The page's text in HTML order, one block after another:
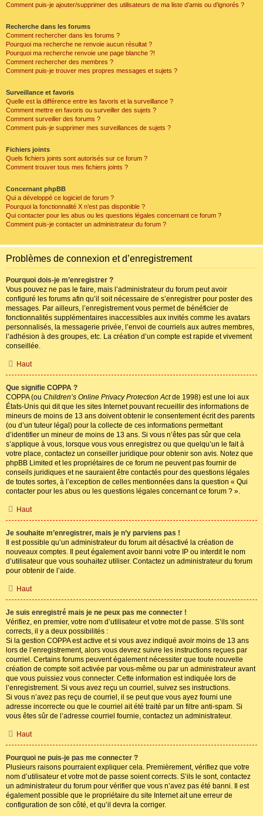
Comment puis-je ajouter/supprimer des utilisateurs de ma liste d’amis ou d’ignorés ?
Recherche dans les forums
Comment rechercher dans les forums ?
Pourquoi ma recherche ne renvoie aucun résultat ?
Pourquoi ma recherche renvoie une page blanche ?!
Comment rechercher des membres ?
Comment puis-je trouver mes propres messages et sujets ?
Surveillance et favoris
Quelle est la différence entre les favoris et la surveillance ?
Comment mettre en favoris ou surveiller des sujets ?
Comment surveiller des forums ?
Comment puis-je supprimer mes surveillances de sujets ?
Fichiers joints
Quels fichiers joints sont autorisés sur ce forum ?
Comment trouver tous mes fichiers joints ?
Concernant phpBB
Qui a développé ce logiciel de forum ?
Pourquoi la fonctionnalité X n’est pas disponible ?
Qui contacter pour les abus ou les questions légales concernant ce forum ?
Comment puis-je contacter un administrateur du forum ?
Problèmes de connexion et d’enregistrement
Pourquoi dois-je m’enregistrer ?
Vous pouvez ne pas le faire, mais l’administrateur du forum peut avoir
configuré les forums afin qu’il soit nécessaire de s’enregistrer pour poster des
messages. Par ailleurs, l’enregistrement vous permet de bénéficier de
fonctionnalités supplémentaires inaccessibles aux invités comme les avatars
personnalisés, la messagerie privée, l’envoi de courriels aux autres membres,
l’adhésion à des groupes, etc. La création d’un compte est rapide et vivement
conseillée.
Haut
Que signifie COPPA ?
COPPA (ou Children’s Online Privacy Protection Actde 1998) est une loi aux
États-Unis qui dit que les sites Internet pouvant recueillir des informations de
mineurs de moins de 13 ans doivent obtenir le consentement écrit des parents
(ou d’un tuteur légal) pour la collecte de ces informations permettant
d’identifier un mineur de moins de 13 ans. Si vous n’êtes pas sûr que cela
s’applique à vous, lorsque vous vous enregistrez ou que quelqu’un le fait à
votre place, contactez un conseiller juridique pour obtenir son avis. Notez que
phpBB Limited et les propriétaires de ce forum ne peuvent pas fournir de
conseils juridiques et ne sauraient être contactés pour des questions légales
de toutes sortes, à l’exception de celles mentionnées dans la question « Qui
contacter pour les abus ou les questions légales concernant ce forum ? ».
Haut
Je souhaite m’enregistrer, mais je n’y parviens pas !
Il est possible qu’un administrateur du forum ait désactivé la création de
nouveaux comptes. Il peut également avoir banni votre IP ou interdit le nom
d’utilisateur que vous souhaitez utiliser. Contactez un administrateur du forum
pour obtenir de l’aide.
Haut
Je suis enregistré mais je ne peux pas me connecter !
Vérifiez, en premier, votre nom d’utilisateur et votre mot de passe. S’ils sont
corrects, il y a deux possibilités :
Si la gestion COPPA est active et si vous avez indiqué avoir moins de 13 ans
lors de l’enregistrement, alors vous devrez suivre les instructions reçues par
courriel. Certains forums peuvent également nécessiter que toute nouvelle
création de compte soit activée par vous-même ou par un administrateur avant
que vous puissiez vous connecter. Cette information est indiquée lors de
l’enregistrement. Si vous avez reçu un courriel, suivez ses instructions.
Si vous n’avez pas reçu de courriel, il se peut que vous ayez fourni une
adresse incorrecte ou que le courriel ait été traité par un filtre anti-spam. Si
vous êtes sûr de l’adresse courriel fournie, contactez un administrateur.
Haut
Pourquoi ne puis-je pas me connecter ?
Plusieurs raisons pourraient expliquer cela. Premièrement, vérifiez que votre
nom d’utilisateur et votre mot de passe soient corrects. S’ils le sont, contactez
un administrateur du forum pour vérifier que vous n’avez pas été banni. Il est
également possible que le propriétaire du site Internet ait une erreur de
configuration de son côté, et qu’il devra la corriger.